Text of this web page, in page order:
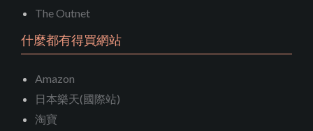
The Outnet
什麼都有得買網站
Amazon
日本樂天(國際站)
淘寶